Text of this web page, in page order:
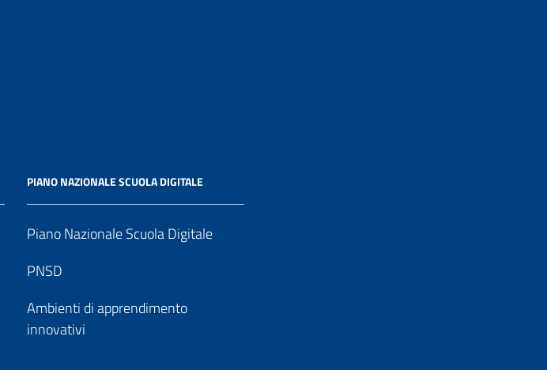
PIANO NAZIONALE SCUOLA DIGITALE
Piano Nazionale Scuola Digitale
PNSD
Ambienti di apprendimento
innovativi